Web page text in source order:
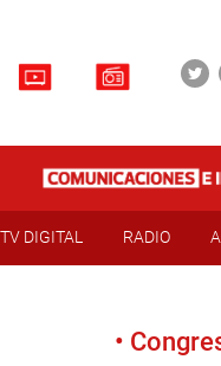
TV DIGITAL RADIO
•